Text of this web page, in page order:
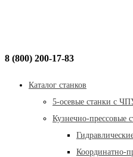
8 (800) 200-17-83
Каталог станков
5-осевые станки с
Кузнечно-прессовые
Координатно-